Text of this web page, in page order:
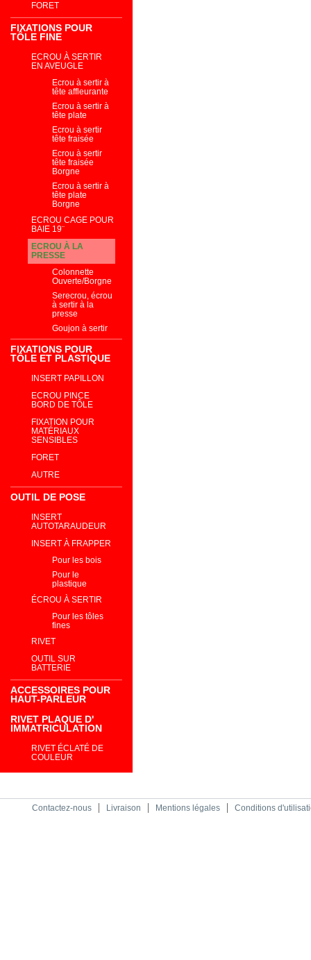
FORET
FIXATIONS POUR
TÔLE FINE
ECROU À SERTIR
EN AVEUGLE
Ecrou à sertir à
tête affleurante
Ecrou à sertir à
tête plate
Ecrou à sertir
tête fraisée
Ecrou à sertir
tête fraisée
Borgne
Ecrou à sertir à
tête plate
Borgne
ECROU CAGE POUR
BAIE 19¨
ECROU À LA
PRESSE
Colonnette
Ouverte/Borgne
Serecrou, écrou
à sertir à la
presse
Goujon à sertir
FIXATIONS POUR
TÔLE ET PLASTIQUE
INSERT PAPILLON
ECROU PINCE
BORD DE TÔLE
FIXATION POUR
MATÉRIAUX
SENSIBLES
FORET
AUTRE
OUTIL DE POSE
INSERT
AUTOTARAUDEUR
INSERT À FRAPPER
Pour les bois
Pour le
plastique
ÉCROU À SERTIR
Pour les tôles
fines
RIVET
OUTIL SUR
BATTERIE
ACCESSOIRES POUR
HAUT-PARLEUR
RIVET PLAQUE D'
IMMATRICULATION
RIVET ÉCLATÉ DE
COULEUR
Contactez-nous Livraison Mentions légales Conditions